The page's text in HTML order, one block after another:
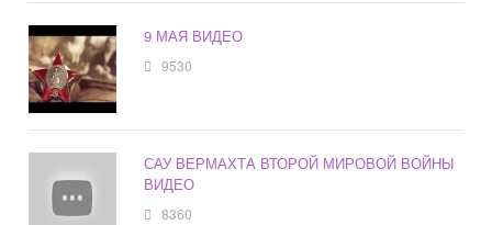
9 МАЯ ВИДЕО
9530
САУ ВЕРМАХТА ВТОРОЙ МИРОВОЙ ВОЙНЫ
ВИДЕО
8360